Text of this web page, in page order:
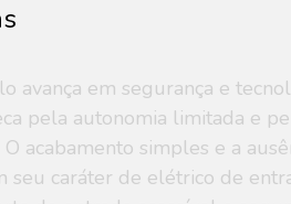
avança em segurança e
pela autonomia limitada e
O acabamento simples e a
seu caráter de elétrico de